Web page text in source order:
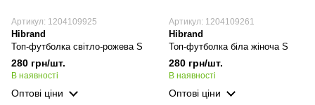
Артикул: 1204109925
Hibrand
Топ-футболка світло-рожева S
280 грн/шт.
В наявності
Оптові ціни
Артикул: 1204109261
Hibrand
Топ-футболка біла жіноча S
280 грн/шт.
В наявності
Оптові ціни